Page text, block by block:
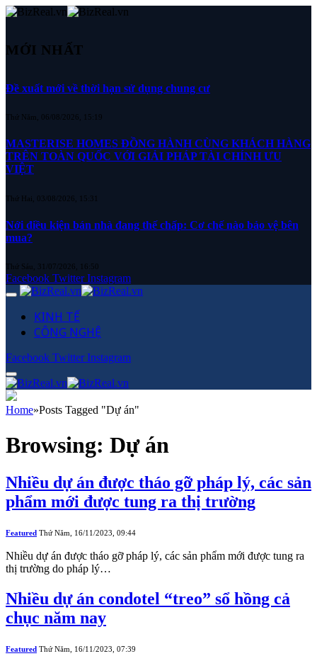
MỚI NHẤT
Đề xuất mới về thời hạn sử dụng chung cư
Thứ Năm, 06/08/2026, 15:19
MASTERISE HOMES ĐỒNG HÀNH CÙNG KHÁCH HÀNG
TRÊN TOÀN QUỐC VỚI GIẢI PHÁP TÀI CHÍNH ƯU
VIỆT
Thứ Hai, 03/08/2026, 15:31
Nới điều kiện bán nhà đang thế chấp: Cơ chế nào bảo vệ bên
mua?
Thứ Sáu, 31/07/2026, 16:50
Facebook Twitter Instagram
KINH TẾ
CÔNG NGHỆ
Facebook Twitter Instagram
Home»Posts Tagged "Dự án"
Browsing: Dự án
Nhiều dự án được tháo gỡ pháp lý, các sản
phẩm mới được tung ra thị trường
Featured Thứ Năm, 16/11/2023, 09:44
Nhiều dự án được tháo gỡ pháp lý, các sản phẩm mới được tung ra
thị trường do pháp lý…
Nhiều dự án condotel “treo” sổ hồng cả
chục năm nay
Featured Thứ Năm, 16/11/2023, 07:39